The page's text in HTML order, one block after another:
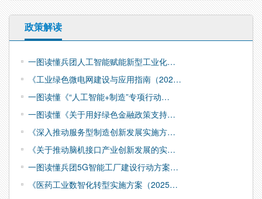
政策解读
一图读懂兵团人工智能赋能新型工业化…
《工业绿色微电网建设与应用指南（202…
一图读懂《“人工智能+制造”专项行动…
一图读懂《关于用好绿色金融政策支持…
《深入推动服务型制造创新发展实施方…
《关于推动脑机接口产业创新发展的实…
一图读懂兵团5G智能工厂建设行动方案…
《医药工业数智化转型实施方案（2025…